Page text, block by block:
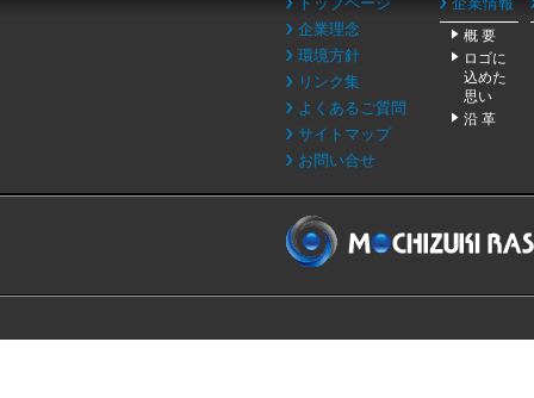
企業理念
環境方針
リンク集
よくあるご質問
サイトマップ
お問い合せ
概 要
ロゴに
込めた
思い
沿 革